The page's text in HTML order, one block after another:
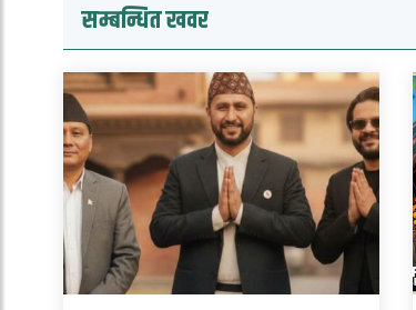
सम्बन्धित खवर